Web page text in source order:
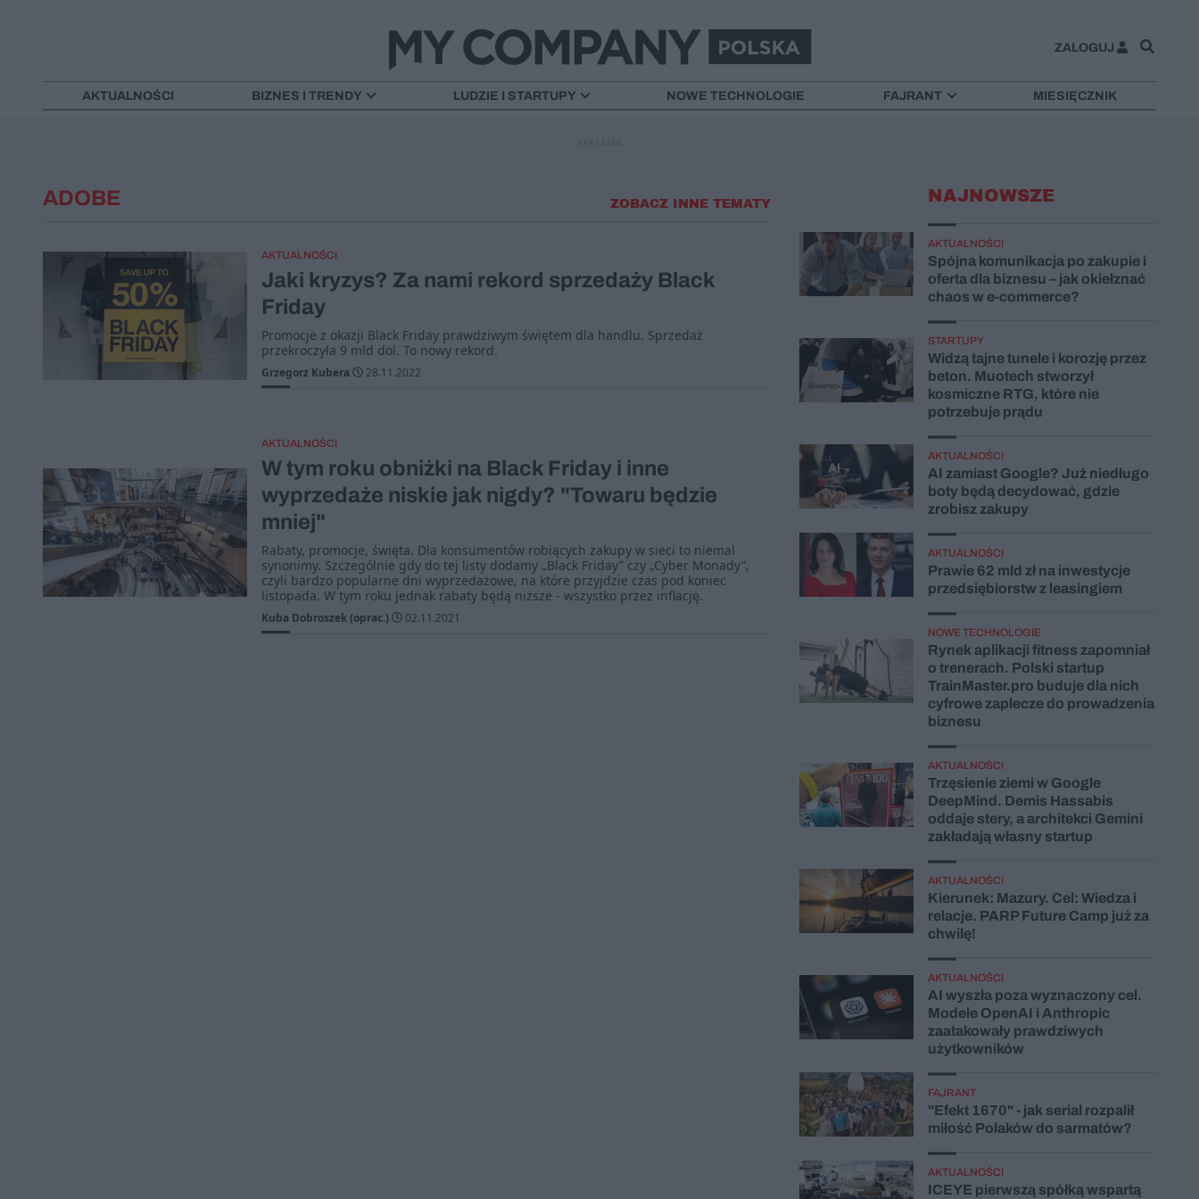
ZALOGUJ
AKTUALNOŚCI BIZNES I TRENDY LUDZIE I STARTUPY NOWE TECHNOLOGIE FAJRANT MIESIĘCZNIK
ADOBE ZOBACZ INNE TEMATY
AKTUALNOŚCI
Jaki kryzys? Za nami rekord sprzedaży Black
Friday
Promocje z okazji Black Friday prawdziwym świętem dla handlu. Sprzedaż
przekroczyła 9 mld dol. To nowy rekord.
Grzegorz Kubera 28.11.2022
AKTUALNOŚCI
W tym roku obniżki na Black Friday i inne
wyprzedaże niskie jak nigdy? "Towaru będzie
mniej"
Rabaty, promocje, święta. Dla konsumentów robiących zakupy w sieci to niemal
synonimy. Szczególnie gdy do tej listy dodamy „Black Friday” czy „Cyber Monady”,
czyli bardzo popularne dni wyprzedażowe, na które przyjdzie czas pod koniec
listopada. W tym roku jednak rabaty będą niższe - wszystko przez inflację.
Kuba Dobroszek (oprac.) 02.11.2021
NAJNOWSZE
AKTUALNOŚCI
Spójna komunikacja po zakupie i
oferta dla biznesu – jak okiełznać
chaos w e-commerce?
STARTUPY
Widzą tajne tunele i korozję przez
beton. Muotech stworzył
kosmiczne RTG, które nie
potrzebuje prądu
AKTUALNOŚCI
AI zamiast Google? Już niedługo
boty będą decydować, gdzie
zrobisz zakupy
AKTUALNOŚCI
Prawie 62 mld zł na inwestycje
przedsiębiorstw z leasingiem
NOWE TECHNOLOGIE
Rynek aplikacji fitness zapomniał
o trenerach. Polski startup
TrainMaster.pro buduje dla nich
cyfrowe zaplecze do prowadzenia
biznesu
AKTUALNOŚCI
Trzęsienie ziemi w Google
DeepMind. Demis Hassabis
oddaje stery, a architekci Gemini
zakładają własny startup
AKTUALNOŚCI
Kierunek: Mazury. Cel: Wiedza i
relacje. PARP Future Camp już za
chwilę!
AKTUALNOŚCI
AI wyszła poza wyznaczony cel.
Modele OpenAI i Anthropic
zaatakowały prawdziwych
użytkowników
FAJRANT
"Efekt 1670" - jak serial rozpalił
miłość Polaków do sarmatów?
AKTUALNOŚCI
ICEYE pierwszą spółką wspartą